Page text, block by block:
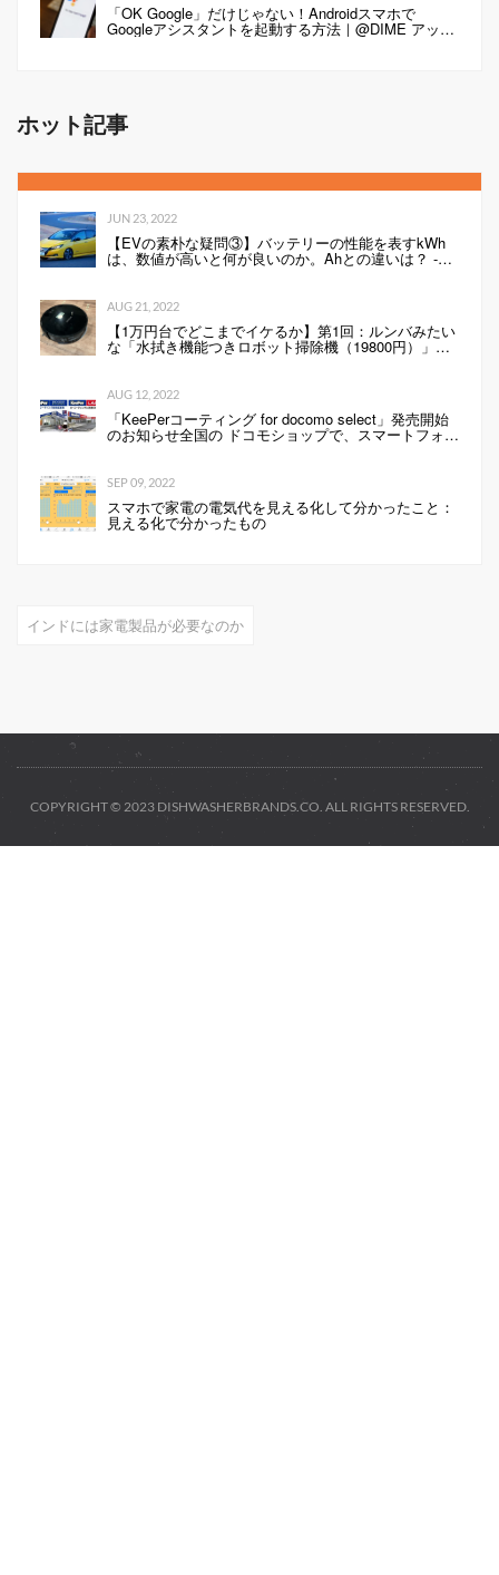
「OK Google」だけじゃない！Androidスマホで
Googleアシスタントを起動する方法｜@DIME アット
ダイム
ホット記事
JUN 23, 2022
【EVの素朴な疑問③】バッテリーの性能を表すkWh
は、数値が高いと何が良いのか。Ahとの違いは？ -
Webモーターマガジン
AUG 21, 2022
【1万円台でどこまでイケるか】第1回：ルンバみたい
な「水拭き機能つきロボット掃除機（19800円）」の
性能は…
AUG 12, 2022
「KeePerコーティング for docomo select」発売開始
のお知らせ全国の ドコモショップで、スマートフォン
にKeePerコーティングを行います 企業リリース
SEP 09, 2022
スマホで家電の電気代を見える化して分かったこと：
見える化で分かったもの
インドには家電製品が必要なのか
COPYRIGHT © 2023 DISHWASHERBRANDS.CO. ALL RIGHTS RESERVED.